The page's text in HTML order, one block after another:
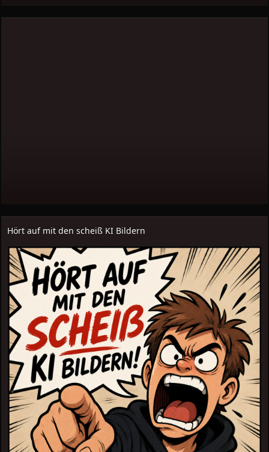
Hört auf mit den scheiß KI Bildern